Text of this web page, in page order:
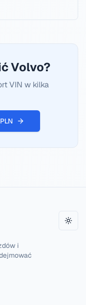
Volvo?
VIN w kilka
i